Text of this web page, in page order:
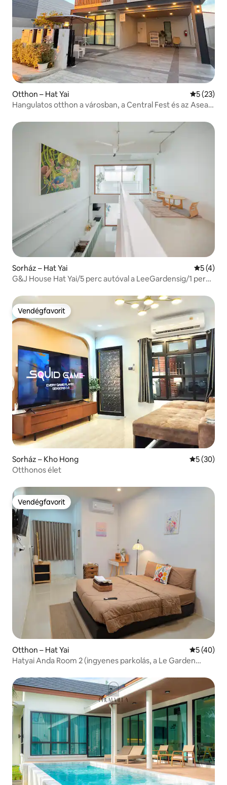
Otthon – Hat Yai Átlagos
5 (23)
Hangulatos otthon a városban, a Central Fest és az Asean
Sorház – Hat Yai Átlagos
5 (4)
G&J House Hat Yai/5 perc autóval a LeeGardensig/1 perc
Vendégfavorit
Vendégfavorit
Sorház – Kho Hong Átlagos
5 (30)
Otthonos élet
Vendégfavorit
Vendégfavorit
Otthon – Hat Yai Átlagos
5 (40)
Hatyai Anda Room 2 (ingyenes parkolás, a Le Garden